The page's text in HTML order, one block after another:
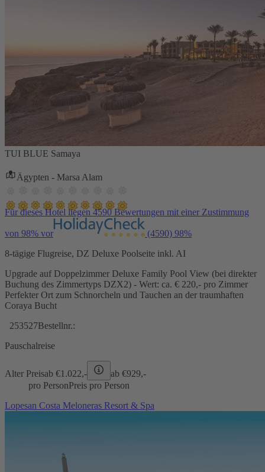
TUI BLUE Samaya
Ägypten - Marsa Alam
Für dieses Hotel liegen 4590 Bewertungen mit einer Zustimmung
von 98% vor (4590) 98%
8-tägige Flugreise, DZ Deluxe Poolseite inkl. AI
Upgrade auf Doppelzimmer Deluxe Family Pool View (bei direkter
Buchung des Zimmertyps DZX2) - Wert: ca. € 220,- pro Zimmer
Perfekter Ort zum Schnorcheln und Tauchen an der traumhaften
Coraya Bucht
253527Bestellnr.:
Pauschalreise
Alter Preisab €1.022,- ab €929,-
pro PersonPreis pro Person
Lopesan Costa Meloneras Resort & Spa